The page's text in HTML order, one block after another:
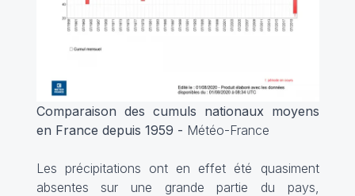
Comparaison des cumuls nationaux moyens
en France depuis 1959 - Météo-France
Les précipitations ont en effet été quasiment
absentes sur une grande partie du pays,